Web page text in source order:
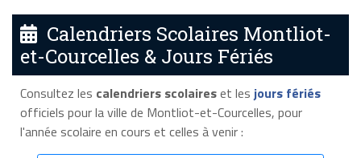
Calendriers Scolaires Montliot-
et-Courcelles & Jours Fériés
Consultez les calendriers scolaireset les jours fériés
officiels pour la ville de Montliot-et-Courcelles, pour
l'année scolaire en cours et celles à venir :